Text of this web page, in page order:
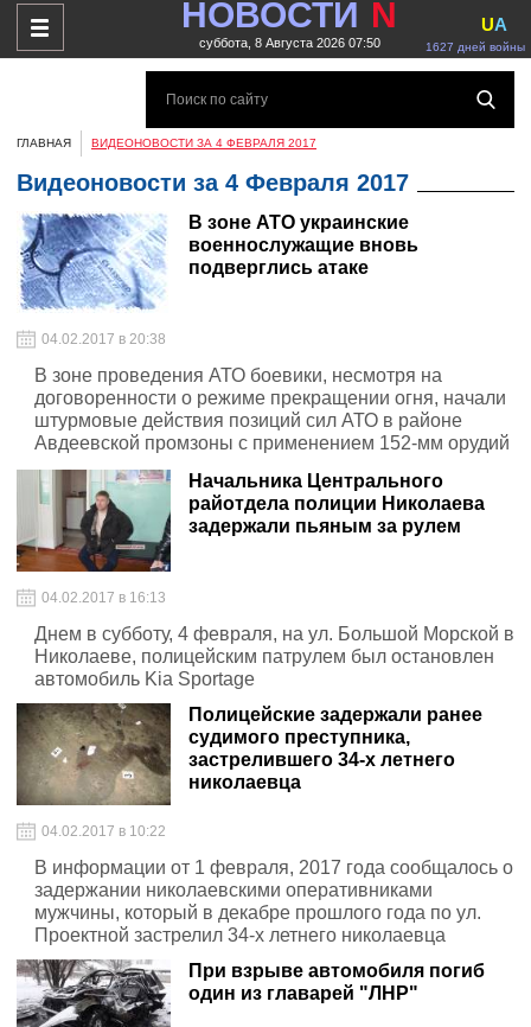
НОВОСТИ N
суббота, 8 Августа 2026 07:50 1627 дней войны
UA
ГЛАВНАЯ ВИДЕОНОВОСТИ ЗА 4 ФЕВРАЛЯ 2017
Видеоновости за 4 Февраля 2017
В зоне АТО украинские
военнослужащие вновь
подверглись атаке
04.02.2017 в 20:38
В зоне проведения АТО боевики, несмотря на
договоренности о режиме прекращении огня, начали
штурмовые действия позиций сил АТО в районе
Авдеевской промзоны с применением 152-мм орудий
и минометов калибра 120 мм
Начальника Центрального
райотдела полиции Николаева
задержали пьяным за рулем
04.02.2017 в 16:13
Днем в субботу, 4 февраля, на ул. Большой Морской в
Николаеве, полицейским патрулем был остановлен
автомобиль Kia Sportage
Полицейские задержали ранее
судимого преступника,
застрелившего 34-х летнего
николаевца
04.02.2017 в 10:22
В информации от 1 февраля, 2017 года сообщалось о
задержании николаевскими оперативниками
мужчины, который в декабре прошлого года по ул.
Проектной застрелил 34-х летнего николаевца
При взрыве автомобиля погиб
один из главарей "ЛНР"